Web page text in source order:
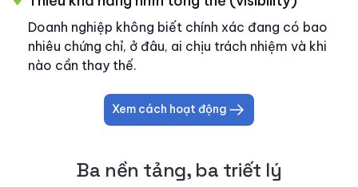
Doanh nghiệp không biết chính xác đang có bao
nhiêu chứng chỉ, ở đâu, ai chịu trách nhiệm và khi
nào cần thay thế.
Xem cách hoạt động
Ba nền tảng, ba triết lý